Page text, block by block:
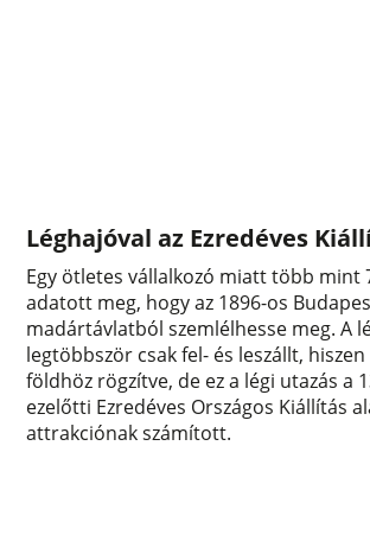
Léghajóval az Ezredéves
Egy ötletes vállalkozó miatt több mint
adatott meg, hogy az 1896-os
madártávlatból szemlélhesse meg. A
legtöbbször csak fel- és leszállt,
földhöz rögzítve, de ez a légi utazás a
ezelőtti Ezredéves Országos Kiállítás
attrakciónak számított.